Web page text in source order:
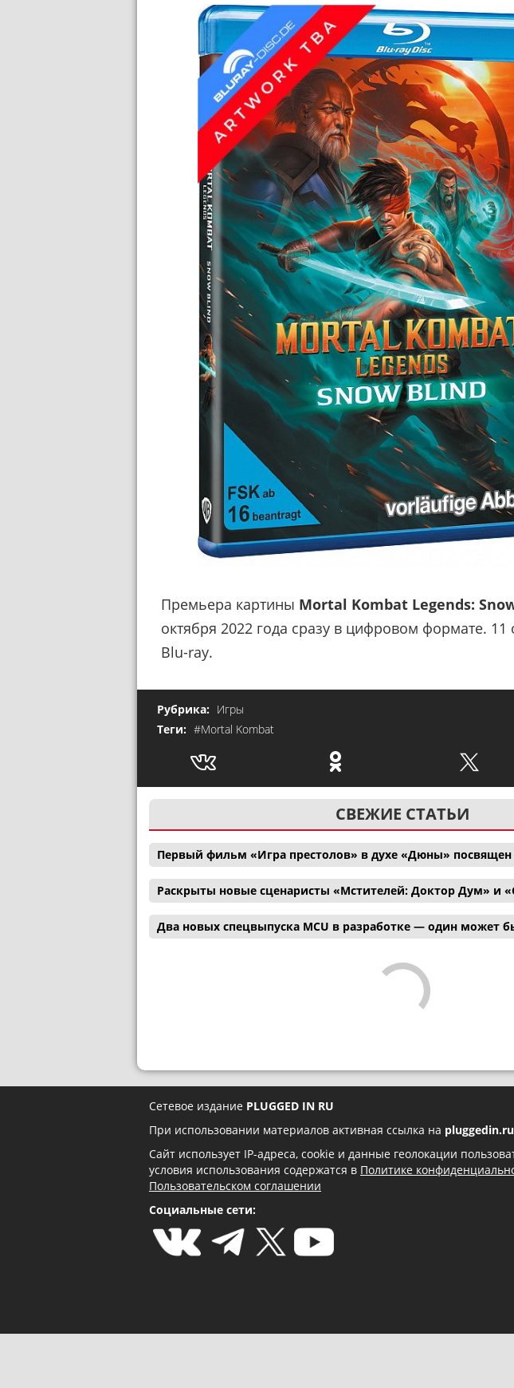
Премьера картины Mortal Kombat Legends:
октября 2022 года сразу в цифровом формате. 11
Blu-ray.
Рубрика: Игры
Теги: #Mortal Kombat
СВЕЖИЕ СТАТЬИ
Первый фильм «Игра престолов» в духе «Дюны» посвящен
Раскрыты новые сценаристы «Мстителей: Доктор Дум» и
Два новых спецвыпуска MCU в разработке — один может
Сетевое издание PLUGGED IN RU
При использовании материалов активная ссылка на pluggedin.ru
Сайт использует IP-адреса, cookie и данные геолокации
условия использования содержатся в Политике
Пользовательском соглашении
Социальные сети: